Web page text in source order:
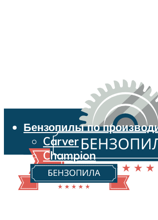
Бензопилы по
Carver
Champion
Echo
Husqvarna